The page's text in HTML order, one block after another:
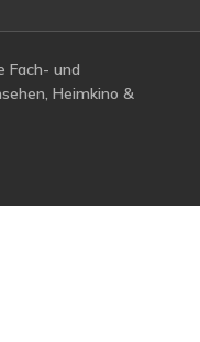
Fach- und
Heimkino &